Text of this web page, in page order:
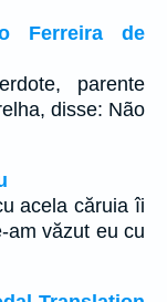
Ferreira de
parente
disse: Não
acela căruia îi
am văzut eu cu